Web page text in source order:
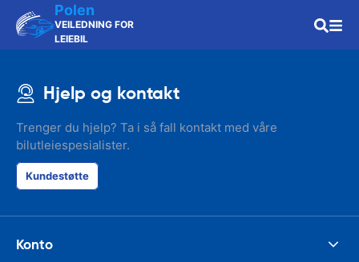
Polen
VEILEDNING FOR
LEIEBIL
Hjelp og kontakt
Trenger du hjelp? Ta i så fall kontakt med våre
bilutleiespesialister.
Kundestøtte
Konto